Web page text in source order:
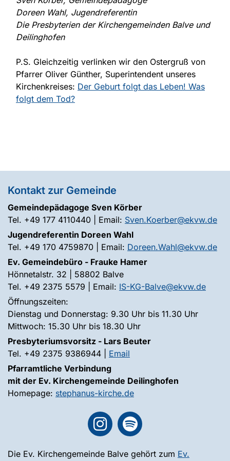
Doreen Wahl, Jugendreferentin
Die Presbyterien der Kirchengemeinden Balve und
Deilinghofen
P.S. Gleichzeitig verlinken wir den Ostergruß von
Pfarrer Oliver Günther, Superintendent unseres
Kirchenkreises: Der Geburt folgt das Leben! Was
folgt dem Tod?
Kontakt zur Gemeinde
Gemeindepädagoge Sven Körber
Tel. +49 177 4110440 | Email: Sven.Koerber@ekvw.de
Jugendreferentin Doreen Wahl
Tel. +49 170 4759870 | Email: Doreen.Wahl@ekvw.de
Ev. Gemeindebüro - Frauke Hamer
Hönnetalstr. 32 | 58802 Balve
Tel. +49 2375 5579 | Email: IS-KG-Balve@ekvw.de
Öffnungszeiten:
Dienstag und Donnerstag: 9.30 Uhr bis 11.30 Uhr
Mittwoch: 15.30 Uhr bis 18.30 Uhr
Presbyteriumsvorsitz - Lars Beuter
Tel. +49 2375 9386944 | Email
Pfarramtliche Verbindung
mit der Ev. Kirchengemeinde Deilinghofen
Homepage: stephanus-kirche.de
Die Ev. Kirchengemeinde Balve gehört zum Ev.